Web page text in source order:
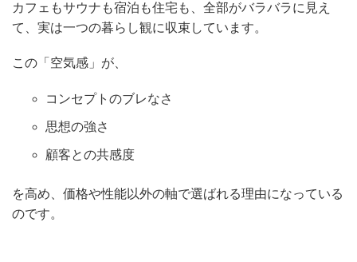
カフェもサウナも宿泊も住宅も、全部がバラバラに見え
て、実は一つの暮らし観に収束しています。
この「空気感」が、
コンセプトのブレなさ
思想の強さ
顧客との共感度
を高め、価格や性能以外の軸で選ばれる理由になっている
のです。